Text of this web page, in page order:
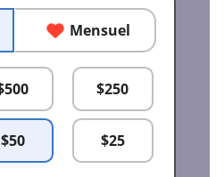
Mensuel
500 $250
$50 $25